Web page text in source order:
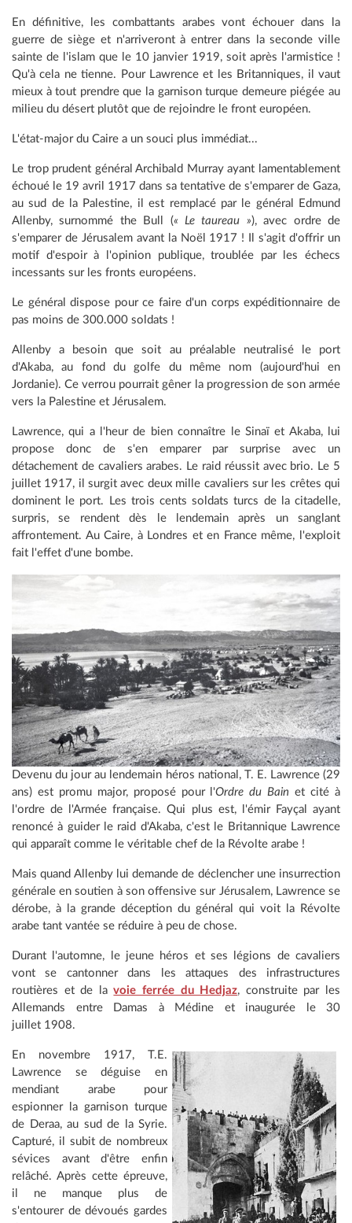
En définitive, les combattants arabes vont échouer dans la
guerre de siège et n'arriveront à entrer dans la seconde ville
sainte de l'islam que le 10 janvier 1919, soit après l'armistice !
Qu'à cela ne tienne. Pour Lawrence et les Britanniques, il vaut
mieux à tout prendre que la garnison turque demeure piégée au
milieu du désert plutôt que de rejoindre le front européen.
L'état-major du Caire a un souci plus immédiat...
Le trop prudent général Archibald Murray ayant lamentablement
échoué le 19 avril 1917 dans sa tentative de s'emparer de Gaza,
au sud de la Palestine, il est remplacé par le général Edmund
Allenby, surnommé the Bull (« Le taureau »), avec ordre de
s'emparer de Jérusalem avant la Noël 1917 ! Il s'agit d'offrir un
motif d'espoir à l'opinion publique, troublée par les échecs
incessants sur les fronts européens.
Le général dispose pour ce faire d'un corps expéditionnaire de
pas moins de 300.000 soldats !
Allenby a besoin que soit au préalable neutralisé le port
d'Akaba, au fond du golfe du même nom (aujourd'hui en
Jordanie). Ce verrou pourrait gêner la progression de son armée
vers la Palestine et Jérusalem.
Lawrence, qui a l'heur de bien connaître le Sinaï et Akaba, lui
propose donc de s'en emparer par surprise avec un
détachement de cavaliers arabes. Le raid réussit avec brio. Le 5
juillet 1917, il surgit avec deux mille cavaliers sur les crêtes qui
dominent le port. Les trois cents soldats turcs de la citadelle,
surpris, se rendent dès le lendemain après un sanglant
affrontement. Au Caire, à Londres et en France même, l'exploit
fait l'effet d'une bombe.
Devenu du jour au lendemain héros national, T. E. Lawrence (29
ans) est promu major, proposé pour l'Ordre du Bain et cité à
l'ordre de l'Armée française. Qui plus est, l'émir Fayçal ayant
renoncé à guider le raid d'Akaba, c'est le Britannique Lawrence
qui apparaît comme le véritable chef de la Révolte arabe !
Mais quand Allenby lui demande de déclencher une insurrection
générale en soutien à son offensive sur Jérusalem, Lawrence se
dérobe, à la grande déception du général qui voit la Révolte
arabe tant vantée se réduire à peu de chose.
Durant l'automne, le jeune héros et ses légions de cavaliers
vont se cantonner dans les attaques des infrastructures
routières et de lavoie ferrée du Hedjaz, construite par les
Allemands entre Damas à Médine et inaugurée le 30
juillet 1908.
En novembre 1917, T.E.
Lawrence se déguise en
mendiant arabe pour
espionner la garnison turque
de Deraa, au sud de la Syrie.
Capturé, il subit de nombreux
sévices avant d'être enfin
relâché. Après cette épreuve,
il ne manque plus de
s'entourer de dévoués gardes